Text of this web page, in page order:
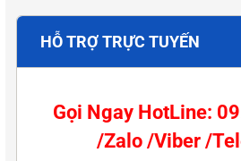
HỖ TRỢ TRỰC TUYẾN
Gọi Ngay HotLine:
/Zalo /Viber /